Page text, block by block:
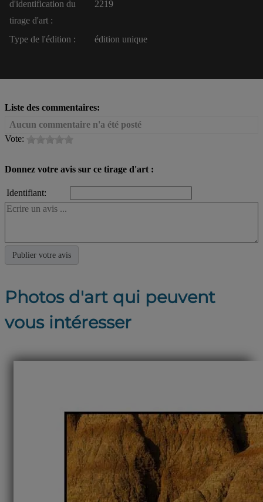
d'identification du
tirage d'art :
2219
Type de l'édition : édition unique
Liste des commentaires:
Aucun commentaire n'a été posté
Vote:
Donnez votre avis sur ce tirage d'art :
Identifiant:
Photos d'art qui peuvent
vous intéresser